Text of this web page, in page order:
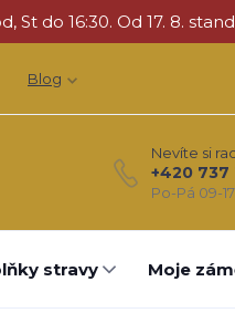
St do 16:30. Od 17. 8.
Blog
Nevíte si
+420 737
Po-Pá 09-17
stravy Moje